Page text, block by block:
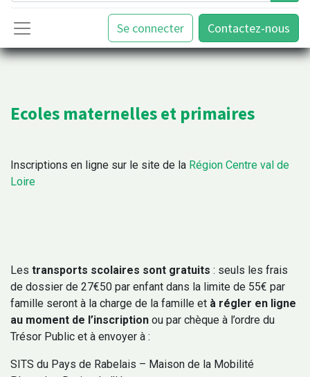
Se connecter Contactez-nous
Ecoles maternelles et primaires
Inscriptions en ligne sur le site de la Région Centre val de
Loire
Les transports scolaires sont gratuits : seuls les frais
de dossier de 27€50 par enfant dans la limite de 55€ par
famille seront à la charge de la famille et à régler en ligne
au moment de l’inscription ou par chèque à l’ordre du
Trésor Public et à envoyer à :
SITS du Pays de Rabelais – Maison de la Mobilité